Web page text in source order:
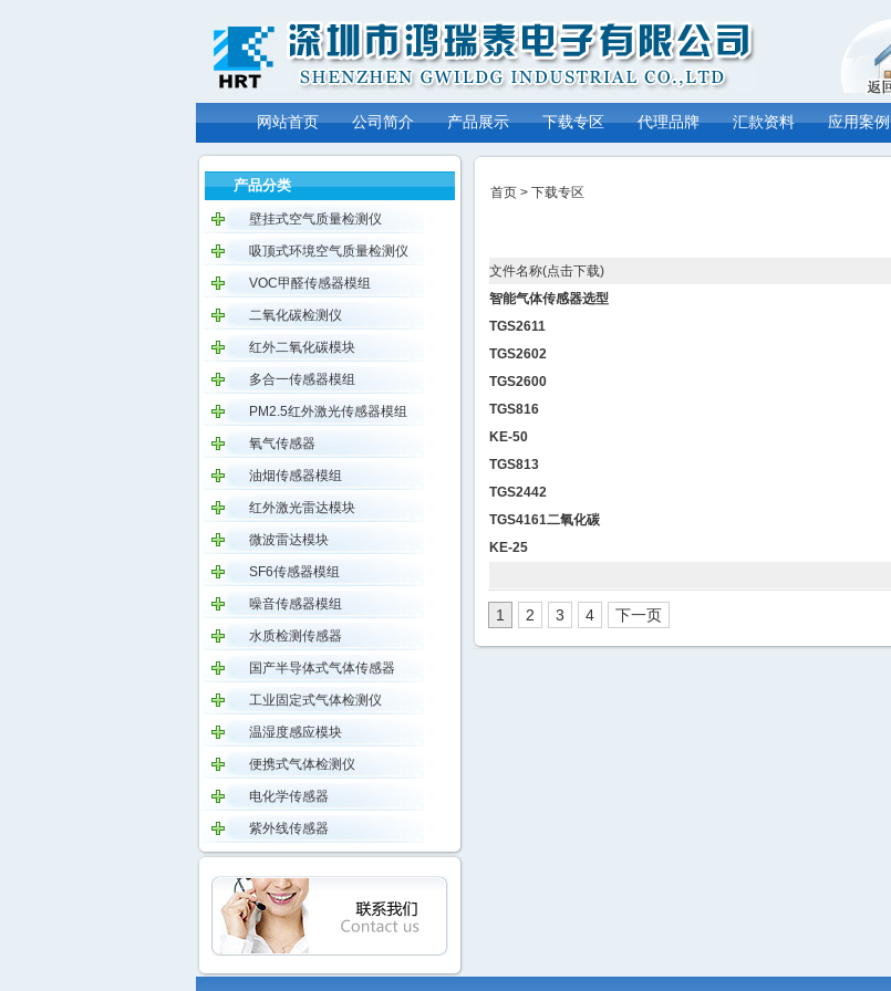
网站首页 公司简介 产品展示 下载专区 代理品牌 汇款资料 应用案例
产品分类
壁挂式空气质量检测仪
吸顶式环境空气质量检测仪
VOC甲醛传感器模组
二氧化碳检测仪
红外二氧化碳模块
多合一传感器模组
PM2.5红外激光传感器模组
氧气传感器
油烟传感器模组
红外激光雷达模块
微波雷达模块
SF6传感器模组
噪音传感器模组
水质检测传感器
国产半导体式气体传感器
工业固定式气体检测仪
温湿度感应模块
便携式气体检测仪
电化学传感器
紫外线传感器
首页 > 下载专区
文件名称(点击下载)
智能气体传感器选型
TGS2611
TGS2602
TGS2600
TGS816
KE-50
TGS813
TGS2442
TGS4161二氧化碳
KE-25
1 2 3 4 下一页